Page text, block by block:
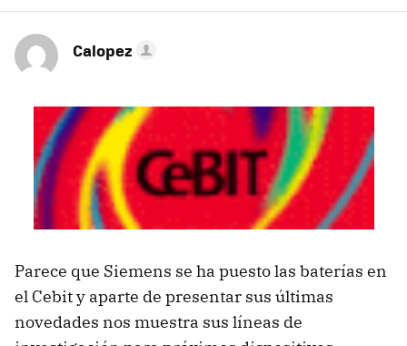
Calopez
Parece que Siemens se ha puesto las baterías en
el Cebit y aparte de presentar sus últimas
novedades nos muestra sus líneas de